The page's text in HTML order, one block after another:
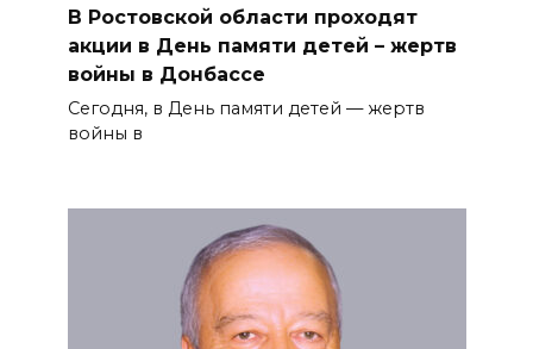
В Ростовской области проходят
акции в День памяти детей – жертв
войны в Донбассе
Сегодня, в День памяти детей — жертв
войны в